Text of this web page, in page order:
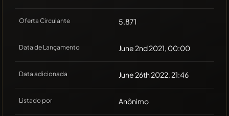
Oferta Circulante 5,871
Data de Lançamento June 2nd 2021, 00:00
Data adicionada June 26th 2022, 21:46
Listado por Anônimo